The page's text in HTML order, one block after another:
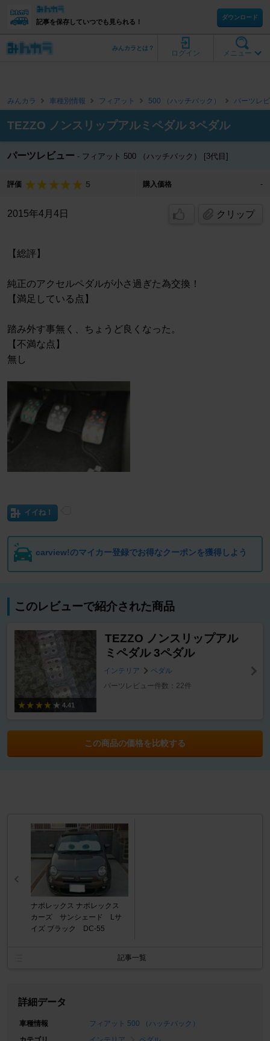
記事を保存していつでも見られる！
ダウンロード
メニュー
ログイン
みんカラとは？
みんカラ 車種別情報 フィアット 500 （ハッチバック） パーツレ
TEZZO ノンスリップアルミペダル 3ペダル
パーツレビュー フィアット 500 （ハッチバック） [3代目]
評価 5 購入価格 -
2015年4月4日 クリップ
【総評】
純正のアクセルペダルが小さ過ぎた為交換！
【満足している点】
踏み外す事無く、ちょうど良くなった。
【不満な点】
無し
イイね！
carview!のマイカー登録でお得なクーポンを獲得しよう
このレビューで紹介された商品
4.41
TEZZO ノンスリップアル
ミペダル 3ペダル
インテリア
ペダル
パーツレビュー件数：22件
この商品の価格を比較する
ナポレックス ナポレックス
カーズ サンシェード Lサ
イズ ブラック DC-55
記事一覧
詳細データ
車種情報
フィアット 500 （ハッチバック）